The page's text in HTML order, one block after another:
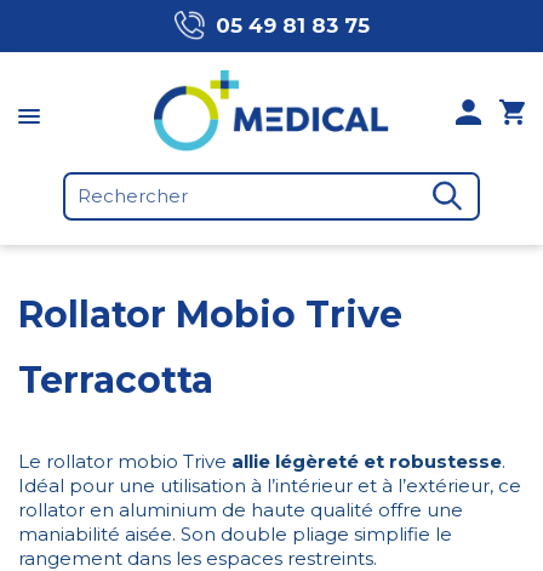
05 49 81 83 75
Rollator Mobio Trive
Terracotta
Le rollator mobio Trive allie légèreté et robustesse.
Idéal pour une utilisation à l’intérieur et à l’extérieur, ce
rollator en aluminium de haute qualité offre une
maniabilité aisée. Son double pliage simplifie le
rangement dans les espaces restreints.